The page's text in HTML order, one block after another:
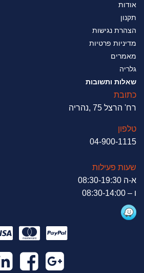
אודות
תקנון
הצהרת נגישות
מדיניות פרטיות
מאמרים
גלריה
שאלות ותשובות
כתובת
רח' הרצל 75 ,נהריה
טלפון
04-900-1115
שעות פעילות
א-ה 08:30-19:30
ו – 08:30-14:00